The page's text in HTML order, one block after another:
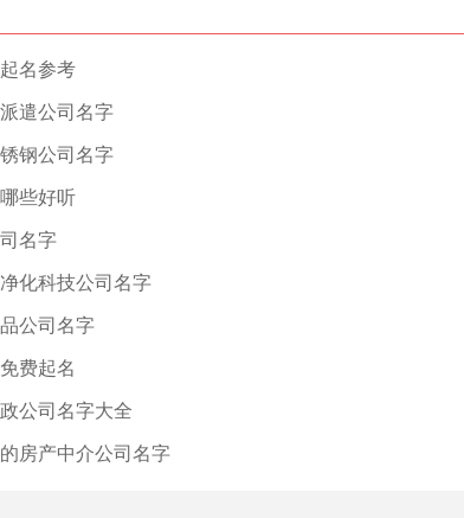
名参考
遣公司名字
钢公司名字
些好听
名字
化科技公司名字
公司名字
费起名
公司名字大全
房产中介公司名字